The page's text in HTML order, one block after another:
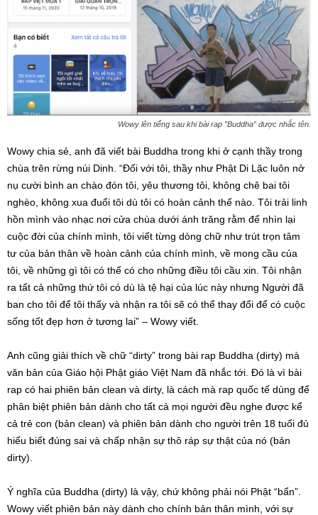
Wowy lên tiếng sau khi bài rap ”Buddha” được nhắc tên.
Wowy chia sẻ, anh đã viết bài Buddha trong khi ở cạnh thầy trong
chùa trên rừng núi Dinh. “Đối với tôi, thầy như Phật Di Lặc luôn nở
nụ cười bình an chào đón tôi, yêu thương tôi, không chê bai tôi
nghèo, không xua đuổi tôi dù tôi có hoàn cảnh thế nào. Tôi trải linh
hồn mình vào nhạc nơi cửa chùa dưới ánh trăng rằm để nhìn lại
cuộc đời của chính mình, tôi viết từng dòng chữ như trút trọn tâm
tư của bản thân về hoàn cảnh của chính mình, về mong cầu của
tôi, về những gì tôi có thể có cho những điều tôi cầu xin. Tôi nhận
ra tất cả những thứ tôi có dù là tệ hại của lúc này nhưng Người đã
ban cho tôi để tôi thấy và nhận ra tôi sẽ có thể thay đổi để có cuộc
sống tốt đẹp hơn ở tương lai” – Wowy viết.
Anh cũng giải thích về chữ “dirty” trong bài rap Buddha (dirty) mà
văn bản của Giáo hội Phật giáo Việt Nam đã nhắc tới. Đó là vì bài
rap có hai phiên bản clean và dirty, là cách mà rap quốc tế dùng để
phân biệt phiên bản dành cho tất cả mọi người đều nghe được kể
cả trẻ con (bản clean) và phiên bản dành cho người trên 18 tuổi đủ
hiểu biết đúng sai và chấp nhận sự thô ráp sự thật của nó (bản
dirty).
Ý nghĩa của Buddha (dirty) là vậy, chứ không phải nói Phật “bẩn”.
Wowy viết phiên bản này dành cho chính bản thân mình, với sự